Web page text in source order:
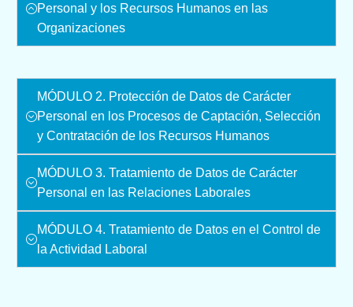
Personal y los Recursos Humanos en las
Organizaciones
MÓDULO 2. Protección de Datos de Carácter
Personal en los Procesos de Captación, Selección
y Contratación de los Recursos Humanos
MÓDULO 3. Tratamiento de Datos de Carácter
Personal en las Relaciones Laborales
MÓDULO 4. Tratamiento de Datos en el Control de
la Actividad Laboral